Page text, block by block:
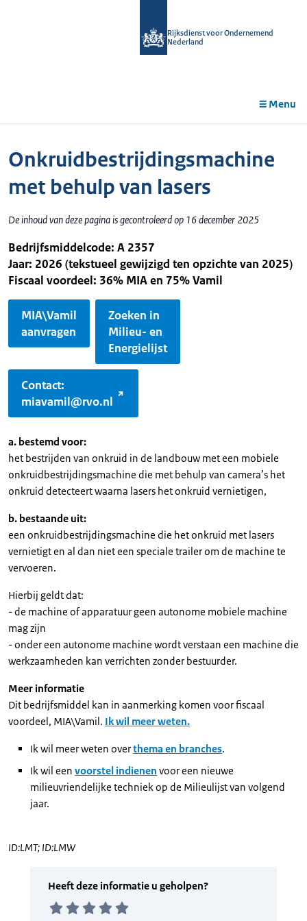
Rijksdienst voor Ondernemend
Nederland
Menu
Onkruidbestrijdingsmachine
met behulp van lasers
De inhoud van deze pagina is gecontroleerd op 16 december 2025
Bedrijfsmiddelcode: A 2357
Jaar: 2026 (tekstueel gewijzigd ten opzichte van 2025)
Fiscaal voordeel: 36% MIA en 75% Vamil
MIA\Vamil
aanvragen
Zoeken in
Milieu- en
Energielijst
Contact:
miavamil@rvo.nl
a. bestemd voor:
het bestrijden van onkruid in de landbouw met een mobiele
onkruidbestrijdingsmachine die met behulp van camera’s het
onkruid detecteert waarna lasers het onkruid vernietigen,
b. bestaande uit:
een onkruidbestrijdingsmachine die het onkruid met lasers
vernietigt en al dan niet een speciale trailer om de machine te
vervoeren.
Hierbij geldt dat:
- de machine of apparatuur geen autonome mobiele machine
mag zijn
- onder een autonome machine wordt verstaan een machine die
werkzaamheden kan verrichten zonder bestuurder.
Meer informatie
Dit bedrijfsmiddel kan in aanmerking komen voor fiscaal
voordeel, MIA\Vamil. Ik wil meer weten.
Ik wil meer weten overthema en branches.
Ik wil een voorstel indienen voor een nieuwe
milieuvriendelijke techniek op de Milieulijst van volgend
jaar.
ID:LMT; ID:LMW